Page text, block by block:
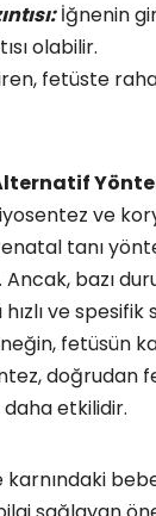
İğnenin
olabilir.
fetüste
ve
tanı
Ancak, bazı
ve spesifik
fetüsün
doğrudan
etkilidir.